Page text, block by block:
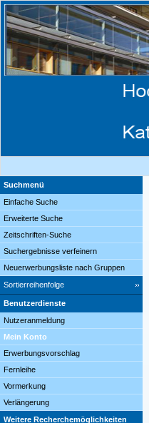
Suchmenü
Einfache Suche
Erweiterte Suche
Zeitschriften-Suche
Suchergebnisse verfeinern
Neuerwerbungsliste nach Gruppen
Sortierreihenfolge
Benutzerdienste
Nutzeranmeldung
Mein Konto
Erwerbungsvorschlag
Fernleihe
Vormerkung
Verlängerung
Weitere Recherchemöglichkeiten